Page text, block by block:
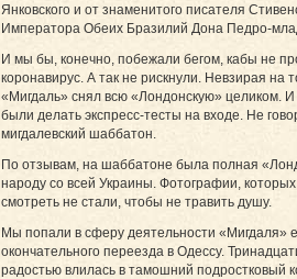
Янковского и от знаменитого писателя
Императора Обеих Бразилий Дона Педро-
И мы бы, конечно, побежали бегом, кабы не
коронавирус. А так не рискнули. Невзирая на
«Мигдаль» снял всю «Лондонскую» целиком.
были делать экспресс-тесты на входе. Не
мигдалевский шаббатон.
По отзывам, на шаббатоне была полная
народу со всей Украины. Фотографии,
смотреть не стали, чтобы не травить душу.
Мы попали в сферу деятельности «Мигдаля»
окончательного переезда в Одессу.
радостью влилась в тамошний подростковый